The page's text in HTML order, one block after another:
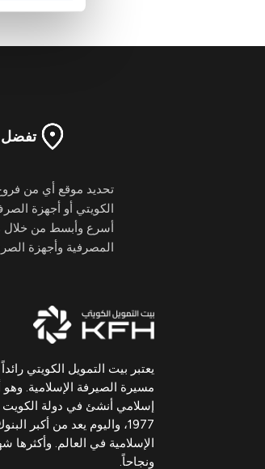
تفضل
تحديد موقع أي من
الكويتي أو أجهزة
أسرع وأبسط من خلال
المصرفية وأجهزة
يعتبر بيت التمويل الكويتي
مسيرة الصيرفة الإسلامية. وهو
إسلامي أنشئ في دولة الكويت
1977، واليوم يعد من أكبر
الإسلامية في العالم. وأكثرها
ونجاحاً.